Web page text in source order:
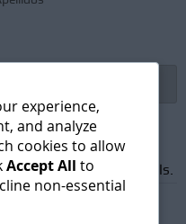
and promotional emails.
experience,
and analyze
cookies to allow
Accept All to
non-essential